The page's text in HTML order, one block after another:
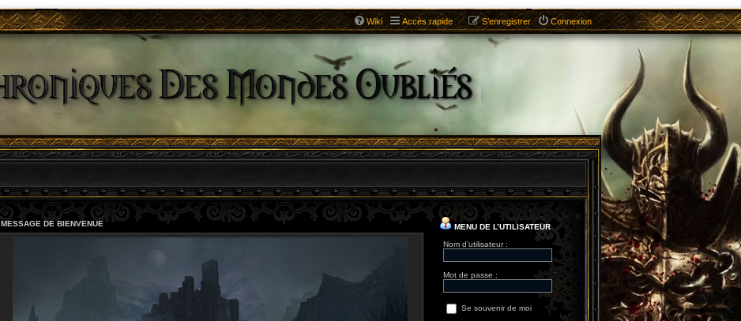
Wiki Accès rapide Connexion
S’enregistrer
MESSAGE DE BIENVENUE
MENU DE L’UTILISATEUR
Nom d’utilisateur :
Mot de passe :
Se souvenir de moi